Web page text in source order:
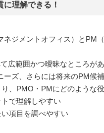
理解できる！
ネジメントオフィス）とPM
広範囲かつ曖昧なところが
ーズ、さらには将来のPM候
り、PMO・PMにどのような
で理解しやすい
項目を調べやすい